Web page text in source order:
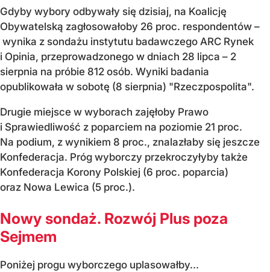
Gdyby wybory odbywały się dzisiaj, na Koalicję
Obywatelską zagłosowałoby 26 proc. respondentów –
wynika z sondażu instytutu badawczego ARC Rynek
i Opinia, przeprowadzonego w dniach 28 lipca – 2
sierpnia na próbie 812 osób. Wyniki badania
opublikowała w sobotę (8 sierpnia) "Rzeczpospolita".
Drugie miejsce w wyborach zajęłoby Prawo
i Sprawiedliwość z poparciem na poziomie 21 proc.
Na podium, z wynikiem 8 proc., znalazłaby się jeszcze
Konfederacja. Próg wyborczy przekroczyłyby także
Konfederacja Korony Polskiej (6 proc. poparcia)
oraz Nowa Lewica (5 proc.).
Nowy sondaż. Rozwój Plus poza
Sejmem
Poniżej progu wyborczego uplasowałby...